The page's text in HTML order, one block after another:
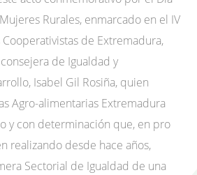
Rurales, enmarcado en el IV
de Extremadura,
de Igualdad y
Isabel Gil Rosiña, quien
Agro-alimentarias Extremadura
y con determinación que, en pro
realizando desde hace años,
Sectorial de Igualdad de una